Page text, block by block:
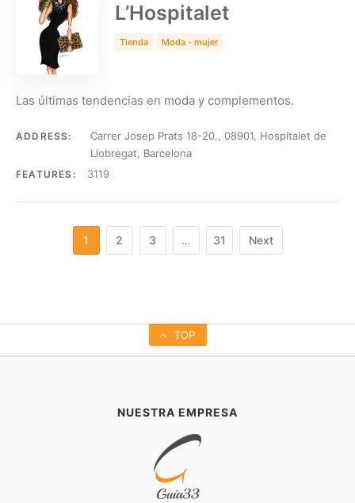
L’Hospitalet
Tienda Moda - mujer
Las últimas tendencias en moda y complementos.
ADDRESS:
Carrer Josep Prats 18-20., 08901, Hospitalet de
Llobregat, Barcelona
FEATURES: 3119
1 2 3 … 31 Next
TOP
NUESTRA EMPRESA